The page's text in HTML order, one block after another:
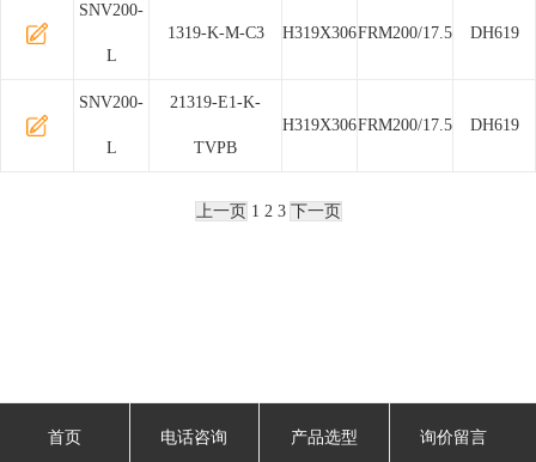
SNV200-
L
1319-K-M-C3 H319X306FRM200/17.5 DH619
SNV200-
L
21319-E1-K-
TVPB
H319X306FRM200/17.5 DH619
上一页 1 2 3 下一页
首页 电话咨询 产品选型 询价留言